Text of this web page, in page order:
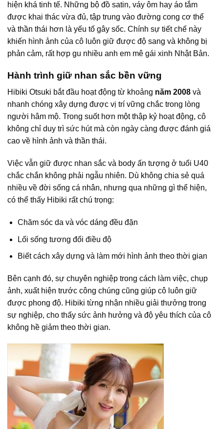
hiện khá tinh tế. Những bộ đồ satin, váy ôm hay áo tắm
được khai thác vừa đủ, tập trung vào đường cong cơ thể
và thần thái hơn là yếu tố gây sốc. Chính sự tiết chế này
khiến hình ảnh của cô luôn giữ được độ sang và không bị
phản cảm, rất hợp gu nhiều anh em mê gái xinh Nhật Bản.
Hành trình giữ nhan sắc bền vững
Hibiki Otsuki bắt đầu hoạt động từ khoảng năm 2008 và
nhanh chóng xây dựng được vị trí vững chắc trong lòng
người hâm mộ. Trong suốt hơn một thập kỷ hoạt động, cô
không chỉ duy trì sức hút mà còn ngày càng được đánh giá
cao về hình ảnh và thần thái.
Việc vẫn giữ được nhan sắc và body ấn tượng ở tuổi U40
chắc chắn không phải ngẫu nhiên. Dù không chia sẻ quá
nhiều về đời sống cá nhân, nhưng qua những gì thể hiện,
có thể thấy Hibiki rất chú trọng:
Chăm sóc da và vóc dáng đều đặn
Lối sống tương đối điều độ
Biết cách xây dựng và làm mới hình ảnh theo thời gian
Bên cạnh đó, sự chuyên nghiệp trong cách làm việc, chụp
ảnh, xuất hiện trước công chúng cũng giúp cô luôn giữ
được phong độ. Hibiki từng nhận nhiều giải thưởng trong
sự nghiệp, cho thấy sức ảnh hưởng và độ yêu thích của cô
không hề giảm theo thời gian.